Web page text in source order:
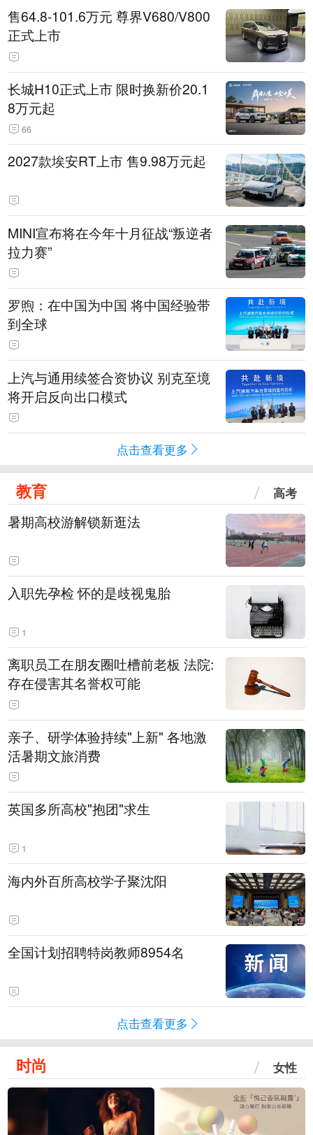
售64.8-101.6万元 尊界V680/V800
正式上市
长城H10正式上市 限时换新价20.1
8万元起
66
2027款埃安RT上市 售9.98万元起
MINI宣布将在今年十月征战“叛逆者
拉力赛”
罗煦：在中国为中国 将中国经验带
到全球
上汽与通用续签合资协议 别克至境
将开启反向出口模式
点击查看更多
教育 高考
暑期高校游解锁新逛法
入职先孕检 怀的是歧视鬼胎
1
离职员工在朋友圈吐槽前老板 法院:
存在侵害其名誉权可能
亲子、研学体验持续"上新" 各地激
活暑期文旅消费
英国多所高校"抱团"求生
1
海内外百所高校学子聚沈阳
全国计划招聘特岗教师8954名
点击查看更多
时尚 女性